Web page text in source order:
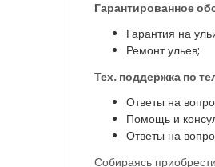
Гарантированное
Гарантия на
Ремонт ульев;
Тех. поддержка по
Ответы на
Помощь и
Ответы на
Собираясь